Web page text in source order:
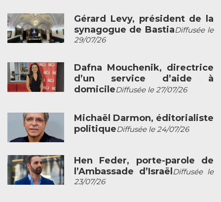
Gérard Levy, président de la
synagogue de BastiaDiffusée le
29/07/26
Dafna Mouchenik, directrice
d’un service d’aide à
domicileDiffusée le 27/07/26
Michaël Darmon, éditorialiste
politiqueDiffusée le 24/07/26
Hen Feder, porte-parole de
l’Ambassade d’Israël Diffusée le
23/07/26